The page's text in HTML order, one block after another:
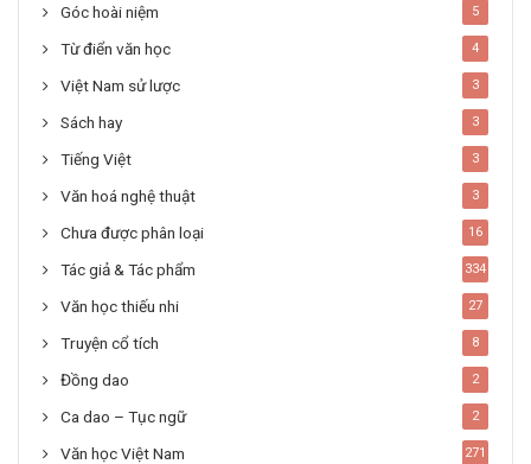
Góc hoài niệm 5
Từ điển văn học 4
Việt Nam sử lược 3
Sách hay 3
Tiếng Việt 3
Văn hoá nghệ thuật 3
Chưa được phân loại 16
Tác giả & Tác phẩm 334
Văn học thiếu nhi 27
Truyện cổ tích 8
Đồng dao 2
Ca dao – Tục ngữ 2
Văn học Việt Nam 271